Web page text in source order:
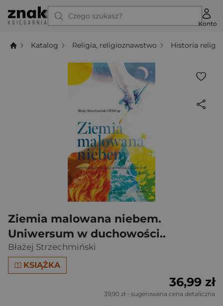
Czego szukasz?
Konto
Katalog Religia, religioznawstwo Historia religii
Ziemia malowana niebem.
Uniwersum w duchowości..
Błażej Strzechmiński
KSIĄŻKA
36,99 zł
39,90 zł - sugerowana cena detaliczna